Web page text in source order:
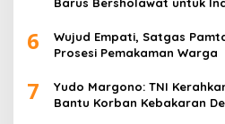
6
Wujud Empati, Satgas
Prosesi Pemakaman Warga
7
Yudo Margono: TNI
Bantu Korban Kebakaran